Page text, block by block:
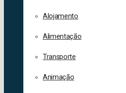
Alojamento
Alimentação
Transporte
Animação